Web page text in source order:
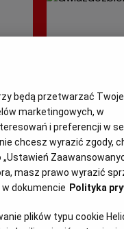
sprzedaży!
Przeżyj
przetrwaniu i
będą przetwarzać
marketingowych, w
i preferencji w
chcesz wyrazić zgody,
masz prawo wyrazić
dokumencie Polityka
plików typu cookie